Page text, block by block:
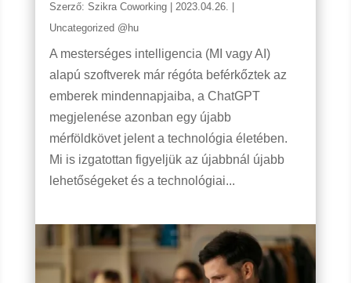
Szerző: Szikra Coworking| 2023.04.26.
Uncategorized @hu
A mesterséges intelligencia (MI vagy AI)
alapú szoftverek már régóta beférkőztek az
emberek mindennapjaiba, a ChatGPT
megjelenése azonban egy újabb
mérföldkövet jelent a technológia életében.
Mi is izgatottan figyeljük az újabbnál újabb
lehetőségeket és a technológiai...